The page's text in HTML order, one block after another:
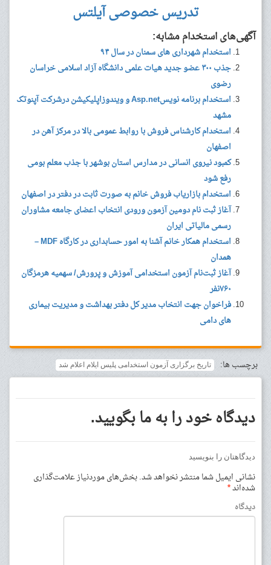
تدریس خصوصی آیلتس
آگهی‌های استخدام مشابه:
استخدام شهرداری های سمنان در سال ۹۴
جذب ۳۰۰ عضو جدید هیات علمی دانشگاه آزاد اسلامی خراسان
رضوی
استخدام برنامه نویسAsp.net و ویندوزاپلیکیشن درشرکت آپنوتک
مشهد
استخدام کارشناس فروش با روابط عمومی بالا در مرکز آهن در
اصفهان
کمبود نیروی انسانی در مدارس استان بوشهر با جذب معلم بومی
رفع شود
استخدام بازاریاب فروش خانم به صورت ثابت در دفتر در اصفهان
آغاز ثبت نام دومین آزمون ورودی انتخاب اعضای جامعه مشاوران
رسمی مالیاتی ایران
استخدام همکار خانم آشنا به امور حسابداری در کارگاه MDF –
همدان
آغاز ثبت‌نام آزمون استخدامی آموزش و پرورش/ سهمیه هرمزگان
۷۶۰نفر
فراخوان جهت انتخاب مدیر کل دفتر بهداشت و مدیریت بیماری
های دامی
برچسب ها: تاریخ برگزاری آزمون استخدامی پلیس ایلام اعلام شد
دیدگاه خود را به ما بگویید.
دیدگاهتان را بنویسید
نشانی ایمیل شما منتشر نخواهد شد.بخش‌های موردنیاز علامت‌گذاری
شده‌اند*
دیدگاه